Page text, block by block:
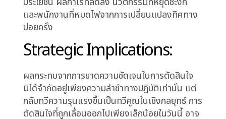
ความสำเร็จ ขาดความชัดเจนในการตัดสินใจว่า
ข้อมูลใดสำคัญที่สุด หรือจะนำข้อมูลเหล่านี้ไปสู่การ
ลงมือทำที่ก่อให้เกิดผลลัพธ์ได้อย่างไร ปรากฏการณ์
นี้แสดงออกผ่านหลายรูปแบบในธุรกิจอีคอมเมิร์ซ:
การทดสอบ A/B ที่ไม่มีจุดสิ้นสุดโดยขาดสมมติฐาน
ที่ชัดเจน การเปิดตัวฟีเจอร์ใหม่ๆ ที่อิงตามเมตริกที่
แยกส่วน แทนที่จะสอดคล้องกับกลยุทธ์หลัก การ
จัดสรรงบประมาณที่ติดขัดเพราะการแย่งชิง